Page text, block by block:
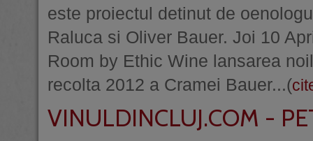
este proiectul detinut de
Raluca si Oliver Bauer. Joi 10
Room by Ethic Wine lansarea
recolta 2012 a Cramei Bauer...(
VINULDINCLUJ.COM -